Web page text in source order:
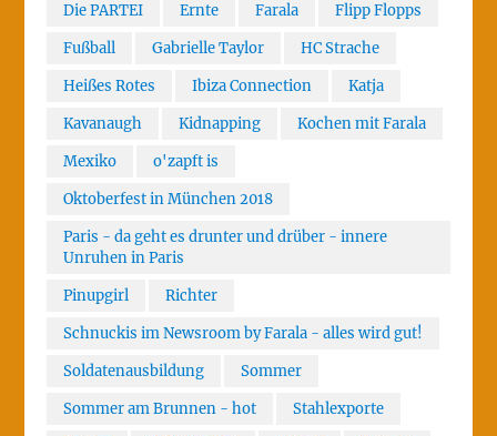
Die PARTEI Ernte Farala
Flipp Flopps
Fußball
Gabrielle Taylor
HC Strache
Heißes Rotes
Ibiza Connection
Katja
Kavanaugh
Kidnapping
Kochen mit Farala
Mexiko
o'zapft is
Oktoberfest in München 2018
Paris - da geht es drunter und drüber - innere
Unruhen in Paris
Pinupgirl
Richter
Schnuckis im Newsroom by Farala - alles wird gut!
Soldatenausbildung
Sommer
Sommer am Brunnen - hot
Stahlexporte